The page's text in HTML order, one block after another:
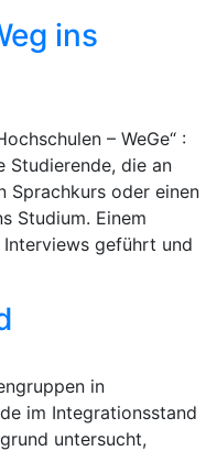
ins
– WeGe“ :
Studierende, die an
Sprachkurs oder einen
Studium. Einem
geführt und
in
im Integrationsstand
untersucht,